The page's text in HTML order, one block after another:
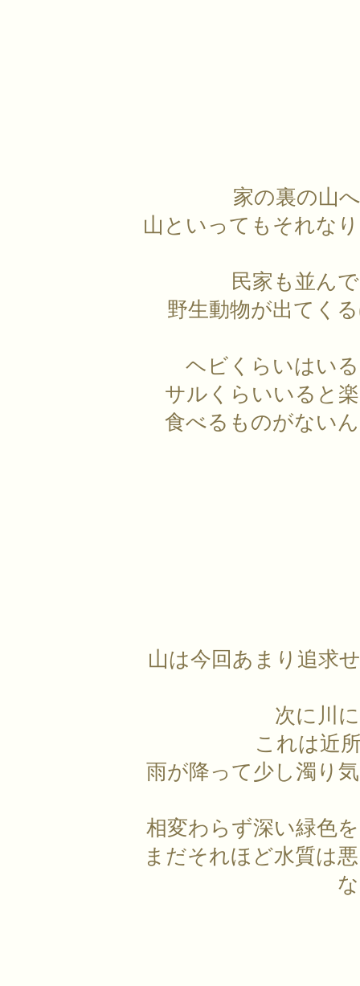
家の裏の山
山といってもそれな
民家も並ん
野生動物が出てく
ヘビくらいはい
サルくらいいると
食べるものがない
山は今回あまり追求
次に川
これは近
雨が降って少し濁り
相変わらず深い緑色
まだそれほど水質は